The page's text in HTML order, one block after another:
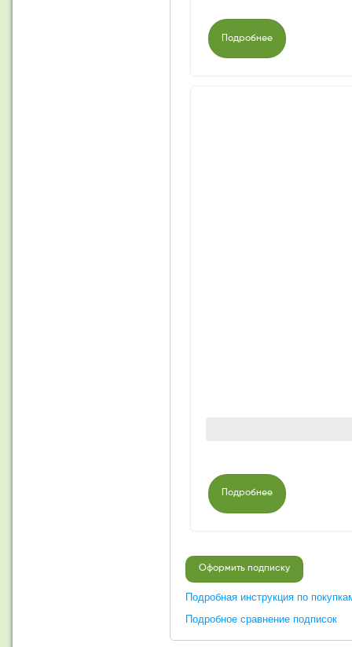
Подробнее
Подробнее
Оформить подписку
Подробная инструкция по
Подробное сравнение подписок